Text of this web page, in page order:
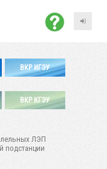
ВКР ИГЭУ
ВКР КГЭУ
ЛЭП
подстанции